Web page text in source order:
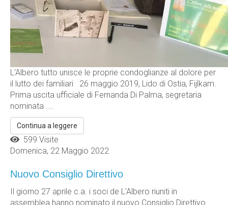
L'Albero tutto unisce le proprie condoglianze al dolore per
il lutto dei familiari 26 maggio 2019, Lido di Ostia, Fijlkam.
Prima uscita ufficiale di Fernanda Di Palma, segretaria
nominata ....
Continua a leggere
599 Visite
Domenica, 22 Maggio 2022
Nuovo Consiglio Direttivo
Il giorno 27 aprile c.a. i soci de L'Albero riuniti in
assemblea hanno nominato il nuovo Consiglio Direttivo